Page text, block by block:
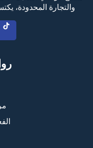
والتجارة المحدودة،